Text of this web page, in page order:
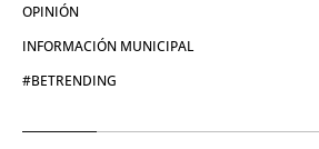
OPINIÓN
INFORMACIÓN MUNICIPAL
#BETRENDING